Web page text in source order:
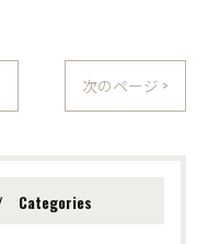
次のページ >
Categories